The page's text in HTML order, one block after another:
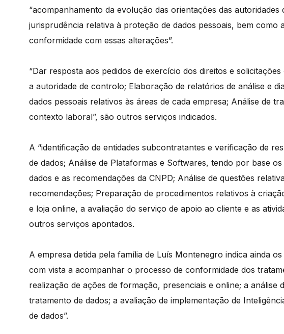
“acompanhamento da evolução das orientações das
jurisprudência relativa à proteção de dados pessoais, bem como
conformidade com essas alterações”.
“Dar resposta aos pedidos de exercício dos direitos e
a autoridade de controlo; Elaboração de relatórios de análise e
dados pessoais relativos às áreas de cada empresa; Análise de
contexto laboral”, são outros serviços indicados.
A “identificação de entidades subcontratantes e verificação de
de dados; Análise de Plataformas e Softwares, tendo por base
dados e as recomendações da CNPD; Análise de questões
recomendações; Preparação de procedimentos relativos à
e loja online, a avaliação do serviço de apoio ao cliente e as
outros serviços apontados.
A empresa detida pela família de Luís Montenegro indica ainda
com vista a acompanhar o processo de conformidade dos
realização de ações de formação, presenciais e online; a análise
tratamento de dados; a avaliação de implementação de
de dados”.